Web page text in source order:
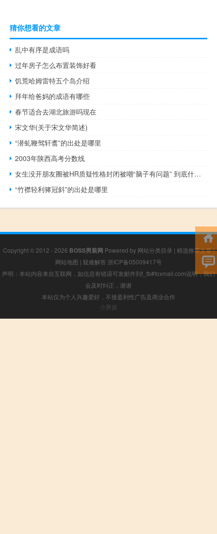
猜你想看的文章
乱中有序是成语吗
过年房子怎么布置装饰好看
饥荒哈姆雷特五个岛介绍
拜年给爸妈的成语有哪些
春节适合去湖北旅游吗现在
宋文华(关于宋文华简述)
“潜虬鞭驾轩翥”的出处是哪里
2003年陕西高考分数线
女生没开朋友圈被HR质疑性格封闭被嘲“脑子有问题” 到底什么情况呢
“竹襟轻利箨冠斜”的出处是哪里
Copyright © 2012 - 2026 BOSS男装网 Powered by 网站分类目录 | 精选推荐文章|
网站地图 | 疑难解答 浙ICP备05009417号
声明：本站内容来自互联网，如信息有错误可发邮件到f_fb#foxmail.com说明，我们
会及时纠正，谢谢
本站仅为个人兴趣爱好，不接盈利性广告及商业合作
小男孩